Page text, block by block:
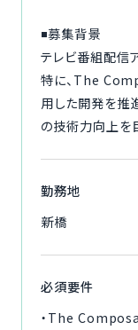
◾️募集背景
テレビ番組配信
特に、The
用した開発を推
の技術力向上を
勤務地
新橋
必須要件
・The